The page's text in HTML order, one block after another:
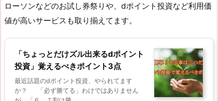
ローソンなどのお試し券祭りや、dポイント投資など利用価
値が高いサービスも取り揃えてます。
「ちょっとだけズル出来るdポイント
投資」覚えるべきポイント3点
最近話題のdポイント投資、やられてます
か？ 「必ず勝てる」わけではありません